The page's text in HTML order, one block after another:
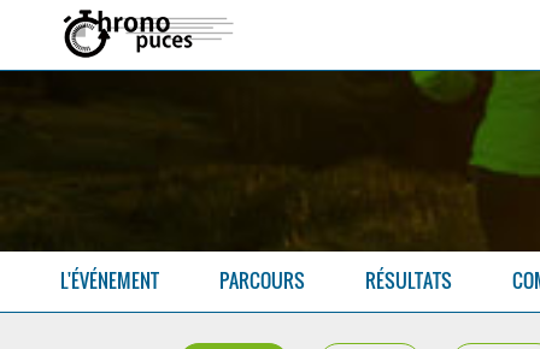
L'ÉVÉNEMENT PARCOURS RÉSULTATS